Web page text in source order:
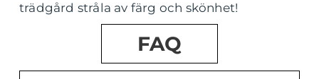
trädgård stråla av färg och skönhet!
FAQ